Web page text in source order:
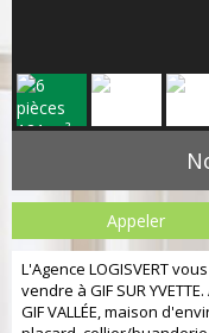
Appeler
L'Agence LOGISVERT
vendre à GIF SUR YVETTE.
GIF VALLÉE, maison